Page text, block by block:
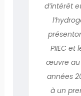
d’intérêt
PIIEC et
œuvre au
années
à un